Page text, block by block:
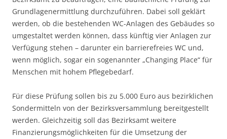
Grundlagenermittlung durchzuführen. Dabei soll geklärt
werden, ob die bestehenden WC-Anlagen des Gebäudes so
umgestaltet werden können, dass künftig vier Anlagen zur
Verfügung stehen – darunter ein barrierefreies WC und,
wenn möglich, sogar ein sogenannter „Changing Place“ für
Menschen mit hohem Pflegebedarf.
Für diese Prüfung sollen bis zu 5.000 Euro aus bezirklichen
Sondermitteln von der Bezirksversammlung bereitgestellt
werden. Gleichzeitig soll das Bezirksamt weitere
Finanzierungsmöglichkeiten für die Umsetzung der